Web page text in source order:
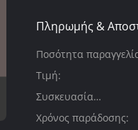
Πληρωμής &
Ποσότητα
min:
Τιμή:
Συσκευασία
λεπτομέρειες:
Χρόνος παράδοσης: